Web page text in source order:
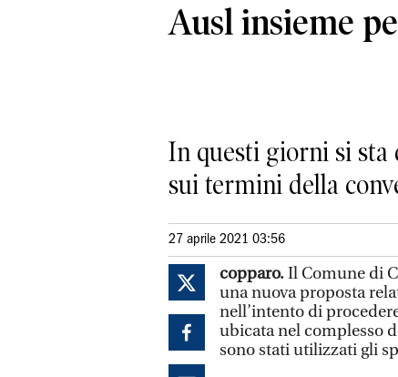
Ausl insieme
In questi giorni si sta
sui termini della
27 aprile 2021 03:56
copparo.Il Comune di
una nuova proposta
nell’intento di
ubicata nel complesso
sono stati utilizzati gli